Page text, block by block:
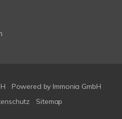
Powered by Immonia GmbH
Sitemap